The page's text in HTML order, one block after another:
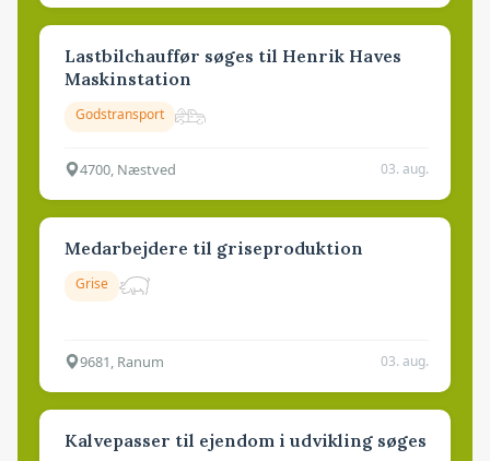
Lastbilchauffør søges til Henrik Haves
Maskinstation
Godstransport
4700, Næstved 03. aug.
Medarbejdere til griseproduktion
Grise
9681, Ranum 03. aug.
Kalvepasser til ejendom i udvikling søges